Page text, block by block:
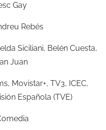
Gay
Rebés
Siciliani, Belén Cuesta,
Juan
Movistar+, TV3, ICEC,
Española (TVE)